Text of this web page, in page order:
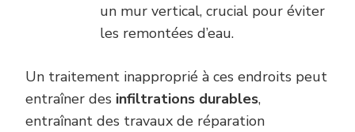
un mur vertical, crucial pour éviter
les remontées d’eau.
Un traitement inapproprié à ces endroits peut
entraîner des infiltrations durables,
entraînant des travaux de réparation